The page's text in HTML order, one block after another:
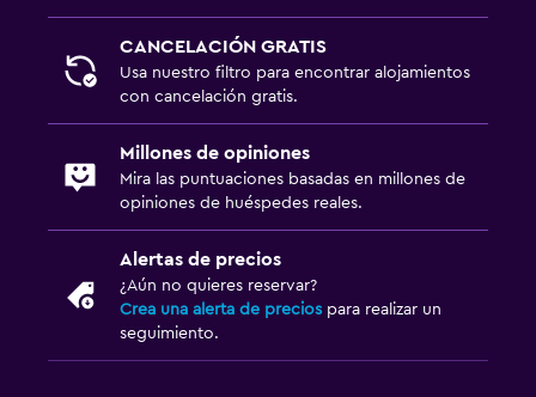
CANCELACIÓN GRATIS
Usa nuestro filtro para encontrar alojamientos
con cancelación gratis.
Millones de opiniones
Mira las puntuaciones basadas en millones de
opiniones de huéspedes reales.
Alertas de precios
¿Aún no quieres reservar?
Crea una alerta de precios para realizar un
seguimiento.